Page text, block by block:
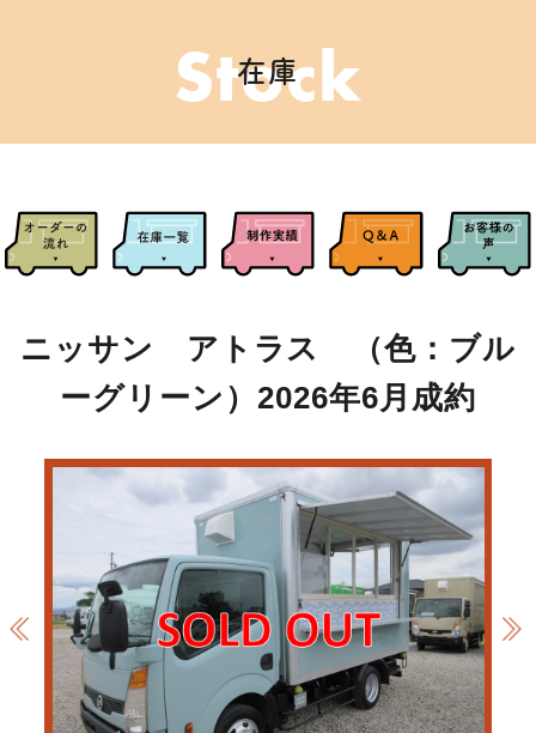
Stock
在庫
ニッサン アトラス （色：ブル
ーグリーン）2026年6月成約